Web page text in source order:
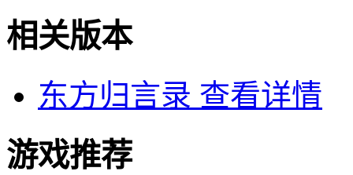
相关版本
东方归言录 查看详情
游戏推荐